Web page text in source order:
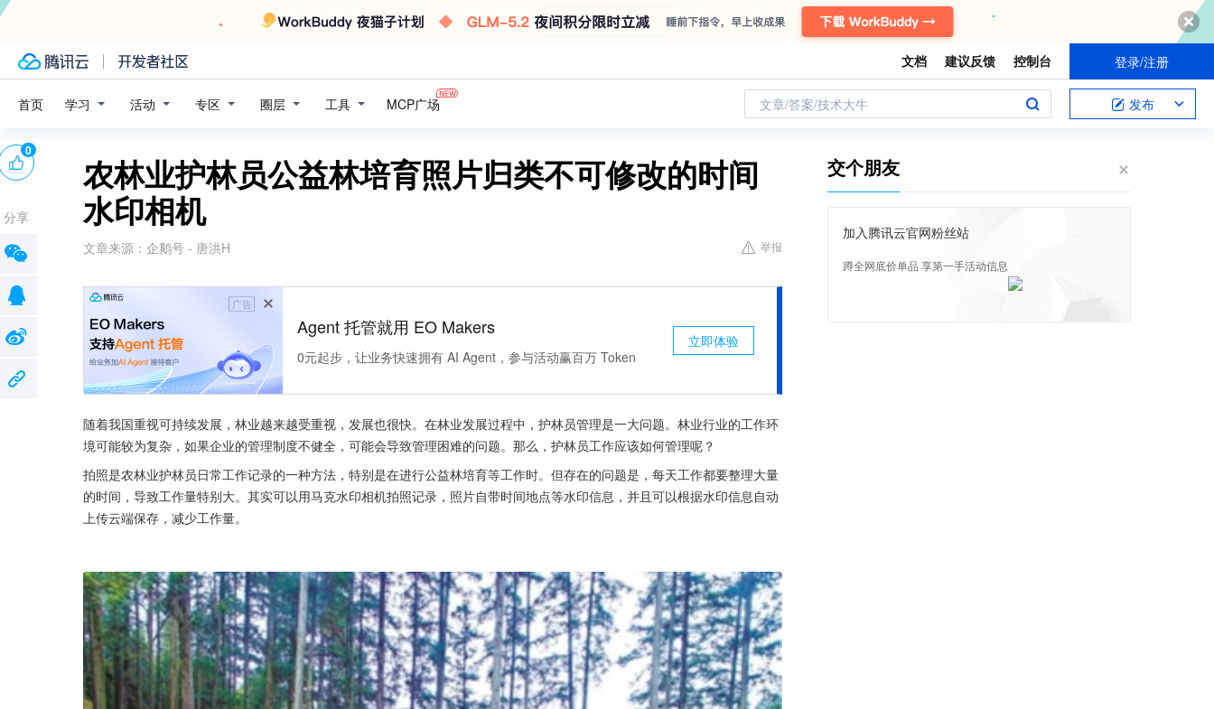
文档 建议反馈 控制台 登录/注册
首页 学习 活动 专区 圈层 工具 MCP广场 文章/答案/技术大牛 发布
农林业护林员公益林培育照片归类不可修改的时间
水印相机
文章来源： 企鹅号 - 唐洪H 举报
广告
Agent 托管就用 EO Makers
0元起步，让业务快速拥有 AI Agent，参与活动赢百万 Token
立即体验
随着我国重视可持续发展，林业越来越受重视，发展也很快。在林业发展过程中，护林员管理是一大问题。林业行业的工作环
境可能较为复杂，如果企业的管理制度不健全，可能会导致管理困难的问题。那么，护林员工作应该如何管理呢？
拍照是农林业护林员日常工作记录的一种方法，特别是在进行公益林培育等工作时。但存在的问题是，每天工作都要整理大量
的时间，导致工作量特别大。其实可以用马克水印相机拍照记录，照片自带时间地点等水印信息，并且可以根据水印信息自动
上传云端保存，减少工作量。
0
分享
交个朋友
加入腾讯云官网粉丝站
蹲全网底价单品 享第一手活动信息